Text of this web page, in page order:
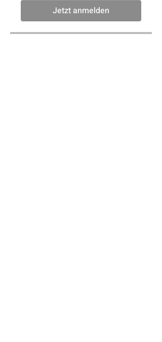
Jetzt anmelden